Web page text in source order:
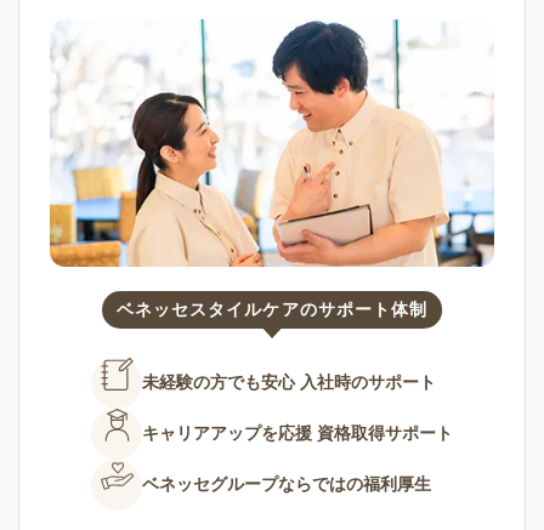
ベネッセスタイルケアのサポート体制
未経験の方でも安心 入社時のサポート
キャリアアップを応援 資格取得サポート
ベネッセグループならではの福利厚生